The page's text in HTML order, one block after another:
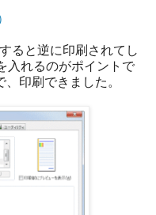
ると逆に印刷されてし
入れるのがポイントで
印刷できました。